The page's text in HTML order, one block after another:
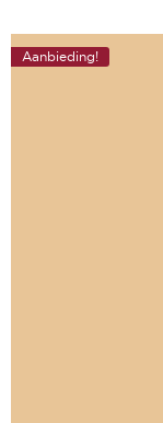
Aanbieding!